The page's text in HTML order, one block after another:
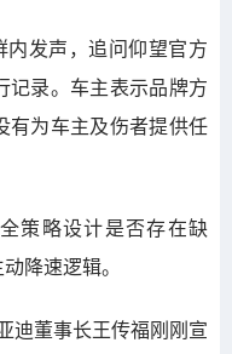
发声，追问仰望官方
记录。车主表示品牌方
有为车主及伤者提供任
策略设计是否存在缺
降速逻辑。
迪董事长王传福刚刚宣